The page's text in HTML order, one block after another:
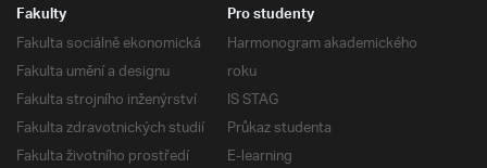
Fakulty
Fakulta sociálně ekonomická
Fakulta umění a designu
Fakulta strojního inženýrství
Fakulta zdravotnických studií
Fakulta životního prostředí
Pro studenty
Harmonogram akademického
roku
IS STAG
Průkaz studenta
E-learning